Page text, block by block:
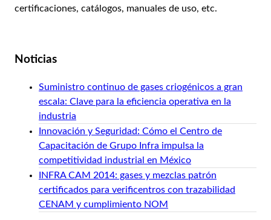
certificaciones, catálogos, manuales de uso, etc.
Noticias
Suministro continuo de gases criogénicos a gran
escala: Clave para la eficiencia operativa en la
industria
Innovación y Seguridad: Cómo el Centro de
Capacitación de Grupo Infra impulsa la
competitividad industrial en México
INFRA CAM 2014: gases y mezclas patrón
certificados para verificentros con trazabilidad
CENAM y cumplimiento NOM